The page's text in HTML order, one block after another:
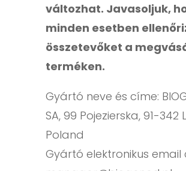
változhat. Javasoljuk,
minden esetben
összetevőket a
terméken.
Gyártó neve és címe:
SA, 99 Pojezierska, 91-342
Poland
Gyártó elektronikus email